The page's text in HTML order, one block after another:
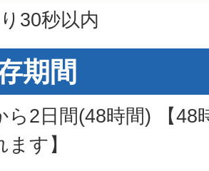
30秒以内
期間
ら2日間(48時間) 【48
す】